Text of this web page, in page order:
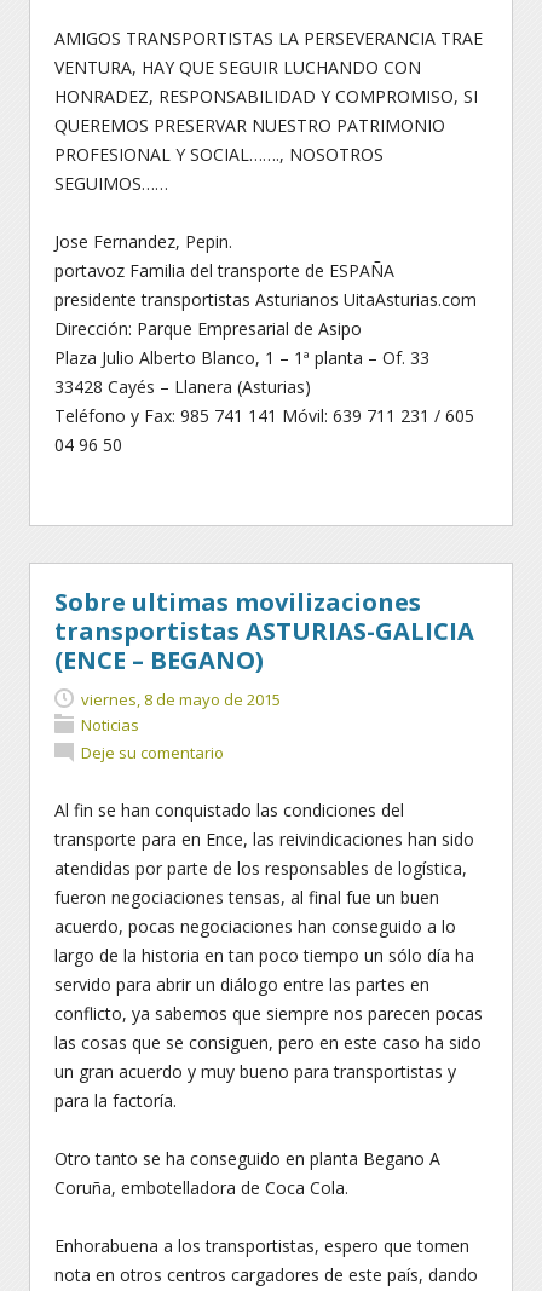
AMIGOS TRANSPORTISTAS LA PERSEVERANCIA TRAE
VENTURA, HAY QUE SEGUIR LUCHANDO CON
HONRADEZ, RESPONSABILIDAD Y COMPROMISO, SI
QUEREMOS PRESERVAR NUESTRO PATRIMONIO
PROFESIONAL Y SOCIAL……., NOSOTROS
SEGUIMOS……
Jose Fernandez, Pepin.
portavoz Familia del transporte de ESPAÑA
presidente transportistas Asturianos UitaAsturias.com
Dirección: Parque Empresarial de Asipo
Plaza Julio Alberto Blanco, 1 – 1ª planta – Of. 33
33428 Cayés – Llanera (Asturias)
Teléfono y Fax: 985 741 141 Móvil: 639 711 231 / 605
04 96 50
Sobre ultimas movilizaciones
transportistas ASTURIAS-GALICIA
(ENCE – BEGANO)
viernes, 8 de mayo de 2015
Noticias
Deje su comentario
Al fin se han conquistado las condiciones del
transporte para en Ence, las reivindicaciones han sido
atendidas por parte de los responsables de logística,
fueron negociaciones tensas, al final fue un buen
acuerdo, pocas negociaciones han conseguido a lo
largo de la historia en tan poco tiempo un sólo día ha
servido para abrir un diálogo entre las partes en
conflicto, ya sabemos que siempre nos parecen pocas
las cosas que se consiguen, pero en este caso ha sido
un gran acuerdo y muy bueno para transportistas y
para la factoría.
Otro tanto se ha conseguido en planta Begano A
Coruña, embotelladora de Coca Cola.
Enhorabuena a los transportistas, espero que tomen
nota en otros centros cargadores de este país, dando